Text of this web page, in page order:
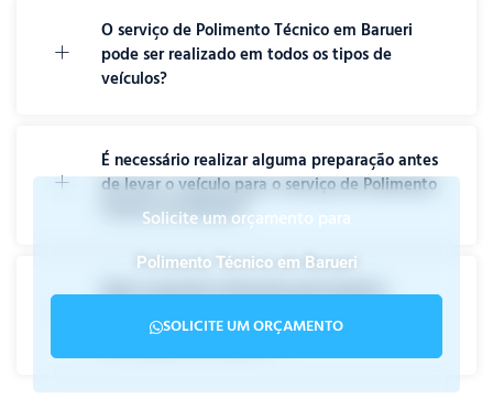
Solicite um orçamento para
Polimento Técnico em Barueri
SOLICITE UM ORÇAMENTO
O serviço de Polimento Técnico em Barueri
pode ser realizado em todos os tipos de
veículos?
É necessário realizar alguma preparação antes
de levar o veículo para o serviço de Polimento
Técnico em Barueri?
Qual a garantia oferecida pela Estetica
Impecável para o serviço de polimento e
vitrificação em Barueri?